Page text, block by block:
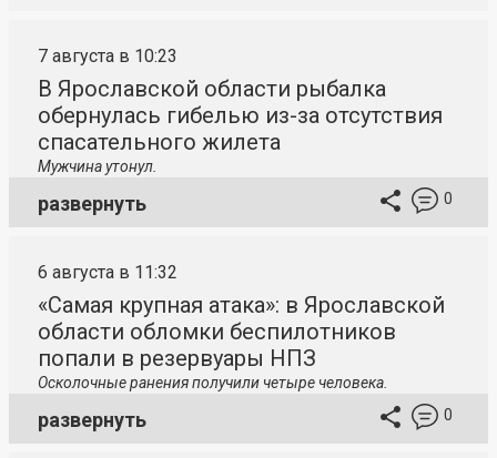
7 августа в 10:23
В Ярославской области рыбалка
обернулась гибелью из-за отсутствия
спасательного жилета
Мужчина утонул.
развернуть 0
6 августа в 11:32
«Самая крупная атака»: в Ярославской
области обломки беспилотников
попали в резервуары НПЗ
Осколочные ранения получили четыре человека.
развернуть 0